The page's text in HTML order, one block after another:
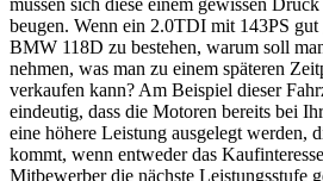
beugen. Wenn ein 2.0TDI mit 143PS gut
BMW 118D zu bestehen, warum soll
nehmen, was man zu einem späteren
verkaufen kann? Am Beispiel dieser
eindeutig, dass die Motoren bereits bei
eine höhere Leistung ausgelegt werden,
kommt, wenn entweder das
Mitbewerber die nächste Leistungsstufe